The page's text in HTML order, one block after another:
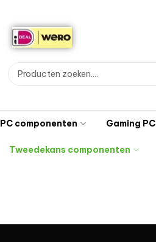
PC componenten Gaming PC
Tweedekans componenten